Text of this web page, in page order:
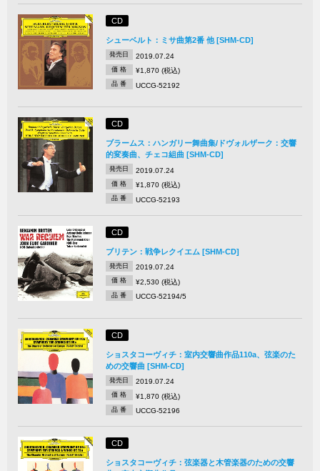
CD
シューベルト：ミサ曲第2番 他 [SHM-CD]
発売日 2019.07.24
価 格 ¥1,870 (税込)
品 番 UCCG-52192
CD
ブラームス：ハンガリー舞曲集/ドヴォルザーク：交響
的変奏曲、チェコ組曲 [SHM-CD]
発売日 2019.07.24
価 格 ¥1,870 (税込)
品 番 UCCG-52193
CD
ブリテン：戦争レクイエム [SHM-CD]
発売日 2019.07.24
価 格 ¥2,530 (税込)
品 番 UCCG-52194/5
CD
ショスタコーヴィチ：室内交響曲作品110a、弦楽のた
めの交響曲 [SHM-CD]
発売日 2019.07.24
価 格 ¥1,870 (税込)
品 番 UCCG-52196
CD
ショスタコーヴィチ：弦楽器と木管楽器のための交響